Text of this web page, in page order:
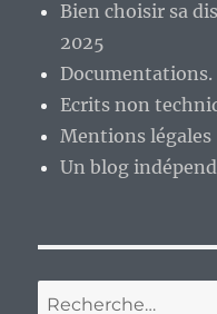
Bien choisir sa
2025
Documentations.
Ecrits non
Mentions légales
Un blog
Recherche